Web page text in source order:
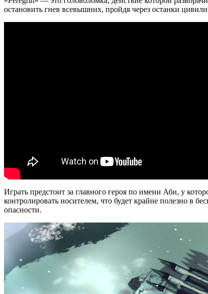
остановить гнев всевышних, пройдя через останки
Играть предстоит за главного героя по имени Аби, у
контролировать носителем, что будет крайне полезно в
опасности.